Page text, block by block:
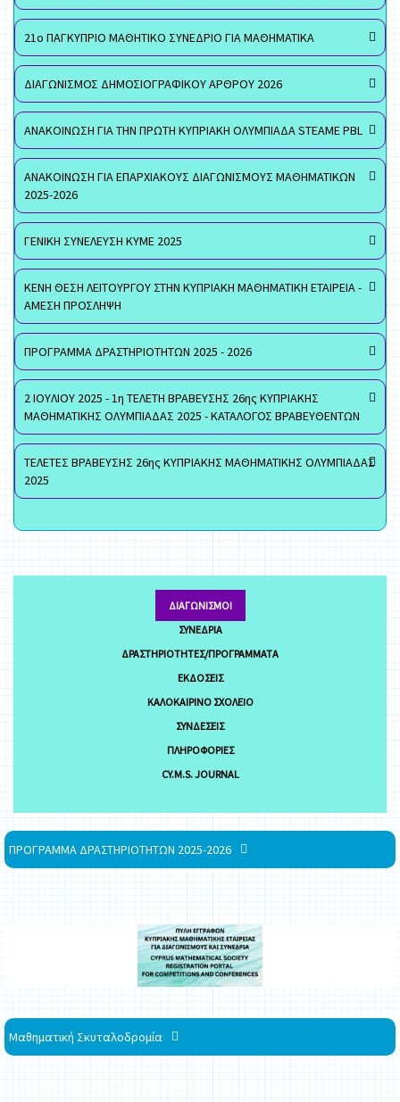
21ο ΠΑΓΚΥΠΡΙΟ ΜΑΘΗΤΙΚΟ ΣΥΝΕΔΡΙΟ ΓΙΑ ΜΑΘΗΜΑΤΙΚΑ
ΔΙΑΓΩΝΙΣΜΟΣ ΔΗΜΟΣΙΟΓΡΑΦΙΚΟΥ ΑΡΘΡΟΥ 2026
ΑΝΑΚΟΙΝΩΣΗ ΓΙΑ ΤΗΝ ΠΡΩΤΗ ΚΥΠΡΙΑΚΗ ΟΛΥΜΠΙΑΔΑ STEAME PBL
ΑΝΑΚΟΙΝΩΣΗ ΓΙΑ ΕΠΑΡΧΙΑΚΟΥΣ ΔΙΑΓΩΝΙΣΜΟΥΣ ΜΑΘΗΜΑΤΙΚΩΝ
2025-2026
ΓΕΝΙΚΗ ΣΥΝΕΛΕΥΣΗ ΚΥΜΕ 2025
ΚΕΝΗ ΘΕΣΗ ΛΕΙΤΟΥΡΓΟΥ ΣΤΗΝ ΚΥΠΡΙΑΚΗ ΜΑΘΗΜΑΤΙΚΗ ΕΤΑΙΡΕΙΑ -
ΑΜΕΣΗ ΠΡΟΣΛΗΨΗ
ΠΡΟΓΡΑΜΜΑ ΔΡΑΣΤΗΡΙΟΤΗΤΩΝ 2025 - 2026
2 ΙΟΥΛΙΟΥ 2025 - 1η ΤΕΛΕΤΗ ΒΡΑΒΕΥΣΗΣ 26ης ΚΥΠΡΙΑΚΗΣ
ΜΑΘΗΜΑΤΙΚΗΣ ΟΛΥΜΠΙΑΔΑΣ 2025 - ΚΑΤΑΛΟΓΟΣ ΒΡΑΒΕΥΘΕΝΤΩΝ
ΤΕΛΕΤΕΣ ΒΡΑΒΕΥΣΗΣ 26ης ΚΥΠΡΙΑΚΗΣ ΜΑΘΗΜΑΤΙΚΗΣ ΟΛΥΜΠΙΑΔΑΣ
2025
ΔΙΑΓΩΝΙΣΜΟΊ
ΣΥΝΈΔΡΙΑ
ΔΡΑΣΤΗΡΙΌΤΗΤΕΣ/ΠΡΟΓΡΆΜΜΑΤΑ
ΕΚΔΌΣΕΙΣ
ΚΑΛΟΚΑΙΡΙΝΌ ΣΧΟΛΕΊΟ
ΣΥΝΔΈΣΕΙΣ
ΠΛΗΡΟΦΟΡΊΕΣ
CY.M.S. JOURNAL
ΠΡΟΓΡΑΜΜΑ ΔΡΑΣΤΗΡΙΟΤΗΤΩΝ 2025-2026
Μαθηματική Σκυταλοδρομία